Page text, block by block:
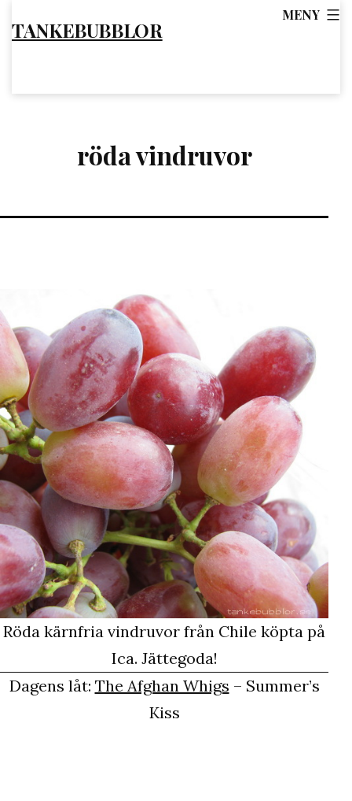
tillTANKEBUBBLOR
MENY
röda vindruvor
Röda kärnfria vindruvor från Chile köpta på
Ica. Jättegoda!
Dagens låt: The Afghan Whigs – Summer’s
Kiss